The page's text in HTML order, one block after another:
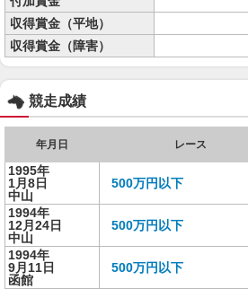
収得賞金（平地）
収得賞金（障害）
競走成績
年月日 レース
1995年
1月8日
中山
500万円以下
1994年
12月24日
中山
500万円以下
1994年
9月11日
函館
500万円以下